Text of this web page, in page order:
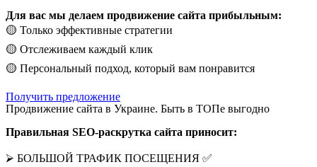
Для вас мы делаем продвижение сайта прибыльным:
🟡 Только эффективные стратегии
🟡 Отслеживаем каждый клик
🟡 Персональный подход, который вам понравится
Получить предложение
Продвижение сайта в Украине. Быть в ТОПе выгодно
Правильная SEO-раскрутка сайта приносит:
⮚ БОЛЬШОЙ ТРАФИК ПОСЕЩЕНИЯ ✅